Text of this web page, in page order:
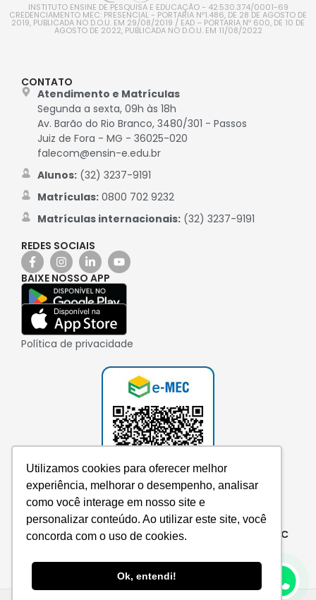
Utilizamos cookies para oferecer melhor
experiência, melhorar o desempenho, analisar
como você interage em nosso site e
personalizar conteúdo. Ao utilizar este site, você
concorda com o uso de cookies.
Ok, entendi!
INSTITUTO ENSINE DE PESQUISA E EDUCAÇÃO - 42.530.374/0001-69
CREDENCIAMENTO MEC: PRESENCIAL - PORTARIA Nº1.486, DE 28 DE AGOSTO DE
2019, PUBLICADA NO D.O.U. EM 29/08/2019 / EAD – PORTARIA Nº 600, DE 10 DE
AGOSTO DE 2022, PUBLICADA NO D.O.U. EM 11/08/2022
CONTATO
Atendimento e Matrículas
Segunda a sexta, 09h às 18h
Av. Barão do Rio Branco, 3480/301 - Passos
Juiz de Fora - MG - 36025-020
falecom@ensin-e.edu.br
Alunos:(32) 3237-9191
Matrículas:0800 702 9232
Matrículas internacionais:(32) 3237-9191
REDES SOCIAIS
BAIXE NOSSO APP
Política de privacidade
Consulte aqui o cadastro da instituição no e-MEC